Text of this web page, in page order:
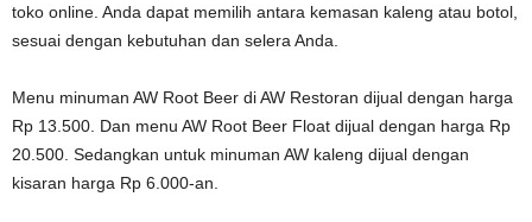
toko online. Anda dapat memilih antara kemasan kaleng atau botol,
sesuai dengan kebutuhan dan selera Anda.
Menu minuman AW Root Beer di AW Restoran dijual dengan harga
Rp 13.500. Dan menu AW Root Beer Float dijual dengan harga Rp
20.500. Sedangkan untuk minuman AW kaleng dijual dengan
kisaran harga Rp 6.000-an.